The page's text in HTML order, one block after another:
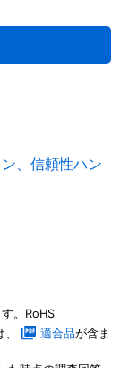
、信頼性ハン
。RoHS
適合品が含ま